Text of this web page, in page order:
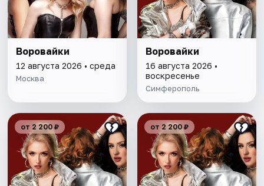
Воровайки
12 августа 2026 • среда
Москва
Воровайки
16 августа 2026 •
воскресенье
Симферополь
от 2 200 ₽ от 2 200 ₽